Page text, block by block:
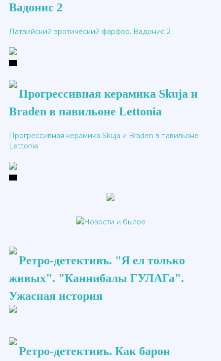
Вадонис 2
Латвийский эротический фарфор. Вадонис 2
Прогрессивная керамика Skuja и
Braden в павильоне Lettonia
Прогрессивная керамика Skuja и Braden в павильоне
Lettonia
Ретро-детективъ. "Я ел только
живых". "Каннибалы ГУЛАГа".
Ужасная история
Ретро-детективъ. Как барон